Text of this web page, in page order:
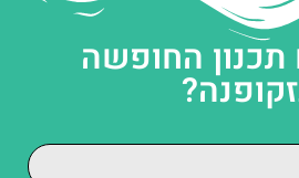
החופשה